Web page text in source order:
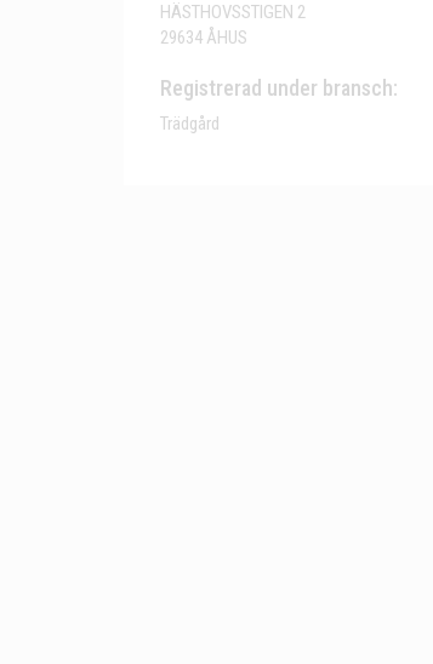
HÄSTHOVSSTIGEN 2
29634 ÅHUS
Registrerad under bransch:
Trädgård